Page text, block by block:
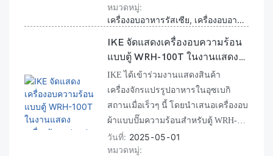
ได้นำเสนอเครื่องอบแห้งแบบปั๊มความ
ร้อนเชิงพาณิชย์ เครื่องอบแห้งแบบแช่
แข็ง และสายการผลิตอาหารแบบ
เฉพาะทาง นอกเหนือจากรัสเซียแล้ว
IKE ยังเข้าร่วมงานแสดงสินค้าใน
ประเทศใกล้เคียงเป็นประจำทุกปี เช่น
คีร์กีซสถานและอุซเบกิสถาน เพื่อนำ
เทคโนโลยีการอบแห้งและการแปรรูป
ที่เป็นนวัตกรรมของเราเข้าใกล้ตลาด
ท้องถิ่นมากขึ้น
หมวดหมู่
เครื่องอบอาหารรัสเซีย, เครื่องอบอาหารเชิงพาณิชย์มอสโก, Agroprodmash 2025
IKE จัดแสดงเครื่องอบความร้อน
แบบตู้ WRH-100T ในงานแสดง
เครื่องจักรแปรรูปอาหารอุซเบกิ
สถาน
IKE ได้เข้าร่วมงานแสดงสินค้า
เครื่องจักรแปรรูปอาหารในอุซเบกิ
สถานเมื่อเร็วๆ นี้ โดยนำเสนอเครื่องอบ
ผ้าแบบปั๊มความร้อนสำหรับตู้ WRH-
100T ซึ่งเป็นรุ่นที่กะทัดรัดที่สุดและขาย
ดีที่สุดของบริษัท เครื่องอบผ้า
วันที่ 2025 05 01
หมวดหมู่